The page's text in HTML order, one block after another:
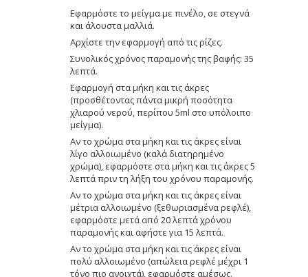
Εφαρμόστε το μείγμα με πινέλο, σε στεγνά
και άλουστα μαλλιά.
Αρχίστε την εφαρμογή από τις ρίζες.
Συνολικός χρόνος παραμονής της βαφής: 35
λεπτά.
Εφαρμογή στα μήκη και τις άκρες
(προσθέτοντας πάντα μικρή ποσότητα
χλιαρού νερού, περίπου 5ml στο υπόλοιπο
μείγμα).
Αν το χρώμα στα μήκη και τις άκρες είναι
λίγο αλλοιωμένο (καλά διατηρημένο
χρώμα), εφαρμόστε στα μήκη και τις άκρες 5
λεπτά πριν τη λήξη του χρόνου παραμονής.
Αν το χρώμα στα μήκη και τις άκρες είναι
μέτρια αλλοιωμένο (ξεθωριασμένα ρεφλέ),
εφαρμόστε μετά από 20 λεπτά χρόνου
παραμονής και αφήστε για 15 λεπτά.
Αν το χρώμα στα μήκη και τις άκρες είναι
πολύ αλλοιωμένο (απώλεια ρεφλέ μέχρι 1
τόνο πιο ανοιχτά), εφαρμόστε αμέσως.